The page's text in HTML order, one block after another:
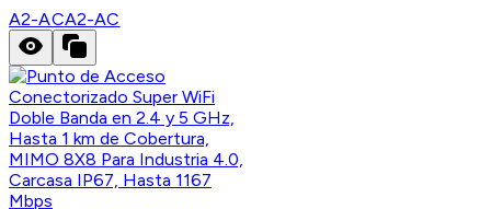
A2-ACA2-AC